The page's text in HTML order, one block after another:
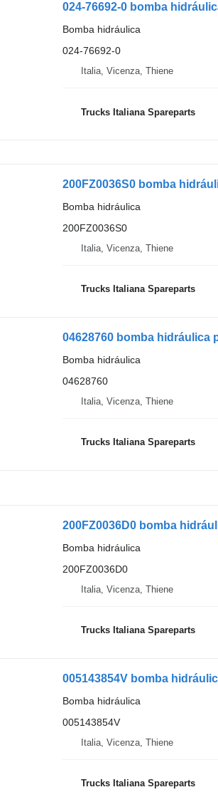
024-76692-0 bomba
Bomba hidráulica
024-76692-0
Italia, Vicenza, Thiene
Trucks Italiana Spareparts
200FZ0036S0 bomba
Bomba hidráulica
200FZ0036S0
Italia, Vicenza, Thiene
Trucks Italiana Spareparts
04628760 bomba hidráulica
Bomba hidráulica
04628760
Italia, Vicenza, Thiene
Trucks Italiana Spareparts
200FZ0036D0 bomba
Bomba hidráulica
200FZ0036D0
Italia, Vicenza, Thiene
Trucks Italiana Spareparts
005143854V bomba
Bomba hidráulica
005143854V
Italia, Vicenza, Thiene
Trucks Italiana Spareparts